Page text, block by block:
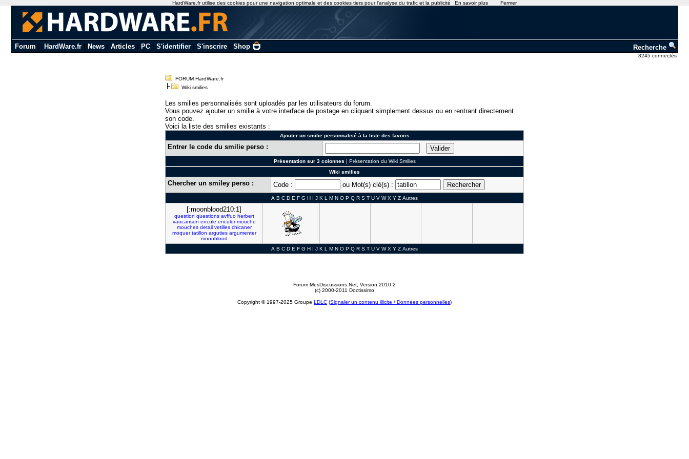
Forum HardWare.fr| News| Articles| PC| S'identifier| S'inscrire| Shop Recherche
3245 connectés
FORUM HardWare.fr
Wiki smilies
Les smilies personnalisés sont uploadés par les utilisateurs du forum.
Vous pouvez ajouter un smilie à votre interface de postage en cliquant simplement dessus ou en rentrant directement
son code.
Voici la liste des smilies existants :
Ajouter un smilie personnalisé à la liste des favoris
Entrer le code du smilie perso :
Présentation sur 3 colonnes | Présentation du Wiki Smilies
Wiki smilies
Chercher un smiley perso : Code : ou Mot(s) clé(s) :
A B C D E F G H I J K L M N O P Q R S T U V W X Y Z Autres
[:moonblood210:1]
question questions avffuo herbert
vaucanson encule enculer mouche
mouches detail vetilles chicaner
moquer tatillon arguties argumenter
moonblood
A B C D E F G H I J K L M N O P Q R S T U V W X Y Z Autres
Forum MesDiscussions.Net , Version 2010.2
(c) 2000-2011 Doctissimo
Copyright © 1997-2025 Groupe LDLC (Signaler un contenu illicite / Données personnelles)
HardWare.fr utilise des cookies pour une navigation optimale et des cookies tiers pour l'analyse du trafic et la publicité En savoir plus Fermer